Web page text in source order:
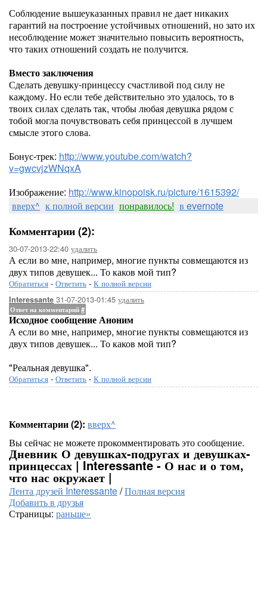
Соблюдение вышеуказанных правил не дает никаких
гарантий на построение устойчивых отношений, но зато их
несоблюдение может значительно повысить вероятность,
что таких отношений создать не получится.
Вместо заключения
Сделать девушку-принцессу счастливой под силу не
каждому. Но если тебе действительно это удалось, то в
твоих силах сделать так, чтобы любая девушка рядом с
тобой могла почувствовать себя принцессой в лучшем
смысле этого слова.
Бонус-трек: http://www.youtube.com/watch?
v=gwcvjzWNqxA
Изображение: http://www.kinopoisk.ru/picture/1615392/
вверх^ к полной версии понравилось! в evernote
Комментарии (2):
30-07-2013-22:40 удалить
А если во мне, например, многие пункты совмещаются из
двух типов девушек... То каков мой тип?
Обратиться - Ответить - К полной версии
Interessante 31-07-2013-01:45 удалить
Ответ на комментарий #
Исходное сообщение Аноним
А если во мне, например, многие пункты совмещаются из
двух типов девушек... То каков мой тип?
"Реальная девушка".
Обратиться - Ответить - К полной версии
Комментарии (2): вверх^
Вы сейчас не можете прокомментировать это сообщение.
Дневник О девушках-подругах и девушках-
принцессах | Interessante - О нас и о том,
что нас окружает |
Лента друзей Interessante/Полная версия
Добавить в друзья
Страницы: раньше»